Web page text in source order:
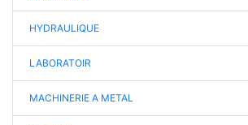
HYDRAULIQUE
LABORATOIR
MACHINERIE A METAL